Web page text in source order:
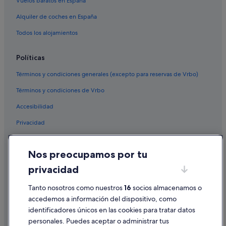
Alquiler de coches en España
Todos los alojamientos
Políticas
Términos y condiciones generales (excepto para reservas de Vrbo)
Términos y condiciones de Vrbo
Accesibilidad
Privacidad
Condiciones de uso
Información legal/contacto
Pautas sobre el contenido y cómo denunciar contenido
Ayuda
Nos preocupamos por tu
privacidad
Tanto nosotros como nuestros16 socios almacenamos o
accedemos a información del dispositivo, como
identificadores únicos en las cookies para tratar datos
personales. Puedes aceptar o administrar tus